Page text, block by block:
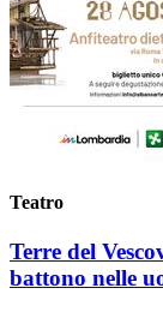
Teatro
Terre del
battono nelle